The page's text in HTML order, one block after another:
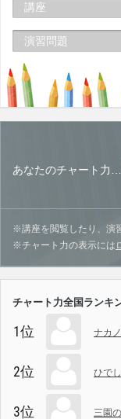
講座
演習問題
あなたのチャート力…
※講座を閲覧したり、演
※チャート力の表示には
チャート力全国ランキ
1位 ナカ
2位 ひで
3位 三園